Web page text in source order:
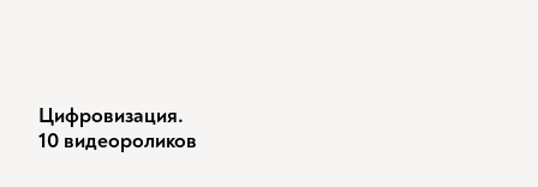
Цифровизация.
10 видеороликов